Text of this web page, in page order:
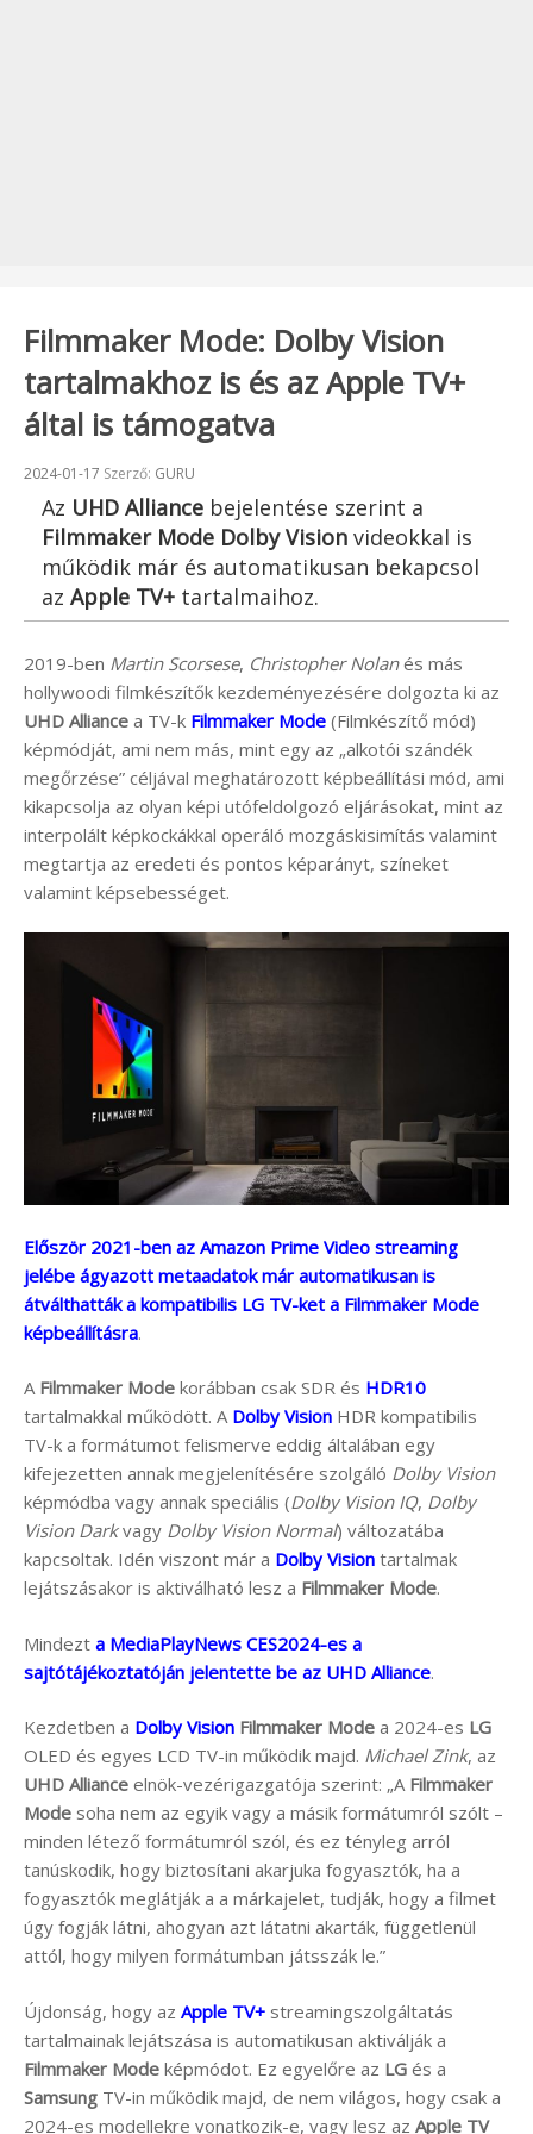
Filmmaker Mode: Dolby Vision
tartalmakhoz is és az Apple TV+
által is támogatva
Beküldve:
2024-01-17 Szerző: GURU
Az UHD Alliance bejelentése szerint a
Filmmaker Mode Dolby Vision videokkal is
működik már és automatikusan bekapcsol
az Apple TV+ tartalmaihoz.
2019-ben Martin Scorsese, Christopher Nolanés más
hollywoodi filmkészítők kezdeményezésére dolgozta ki az
UHD Alliance a TV-k Filmmaker Mode (Filmkészítő mód)
képmódját, ami nem más, mint egy az „alkotói szándék
megőrzése” céljával meghatározott képbeállítási mód, ami
kikapcsolja az olyan képi utófeldolgozó eljárásokat, mint az
interpolált képkockákkal operáló mozgáskisimítás valamint
megtartja az eredeti és pontos képarányt, színeket
valamint képsebességet.
Először 2021-ben az Amazon Prime Video streaming
jelébe ágyazott metaadatok már automatikusan is
átválthatták a kompatibilis LG TV-ket a Filmmaker Mode
képbeállításra.
A Filmmaker Mode korábban csak SDR és HDR10
tartalmakkal működött. A Dolby Vision HDR kompatibilis
TV-k a formátumot felismerve eddig általában egy
kifejezetten annak megjelenítésére szolgáló Dolby Vision
képmódba vagy annak speciális (Dolby Vision IQ, Dolby
Vision Darkvagy Dolby Vision Normal) változatába
kapcsoltak. Idén viszont már a Dolby Vision tartalmak
lejátszásakor is aktiválható lesz a Filmmaker Mode.
Mindezt a MediaPlayNews CES2024-es a
sajtótájékoztatóján jelentette be az UHD Alliance.
Kezdetben a Dolby Vision Filmmaker Mode a 2024-es LG
OLED és egyes LCD TV-in működik majd. Michael Zink, az
UHD Alliance elnök-vezérigazgatója szerint: „A Filmmaker
Mode soha nem az egyik vagy a másik formátumról szólt –
minden létező formátumról szól, és ez tényleg arról
tanúskodik, hogy biztosítani akarjuka fogyasztók, ha a
fogyasztók meglátják a a márkajelet, tudják, hogy a filmet
úgy fogják látni, ahogyan azt látatni akarták, függetlenül
attól, hogy milyen formátumban játsszák le.”
Újdonság, hogy az Apple TV+ streamingszolgáltatás
tartalmainak lejátszása is automatikusan aktiválják a
Filmmaker Mode képmódot. Ez egyelőre az LG és a
Samsung TV-in működik majd, de nem világos, hogy csak a
2024-es modellekre vonatkozik-e, vagy lesz az Apple TV